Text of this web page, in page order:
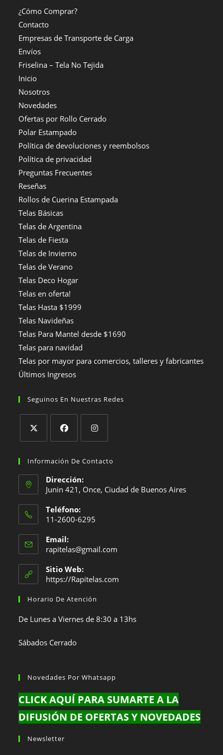
¿Cómo Comprar?
Contacto
Empresas de Transporte de Carga
Envíos
Friselina – Tela No Tejida
Inicio
Nosotros
Novedades
Ofertas por Rollo Cerrado
Polar Estampado
Política de devoluciones y reembolsos
Política de privacidad
Preguntas Frecuentes
Reseñas
Rollos de Cuerina Estampada
Telas Básicas
Telas de Argentina
Telas de Fiesta
Telas de Invierno
Telas de Verano
Telas Deco Hogar
Telas en oferta!
Telas Hasta $1999
Telas Navideñas
Telas Para Mantel desde $1690
Telas para navidad
Telas por mayor para comercios, talleres y fabricantes
Últimos Ingresos
Seguinos En Nuestras Redes
abre
una
nueva
pestaña
abre
una
pestaña
abre
una
pestaña
Información De Contacto
Dirección:
Junin 421, Once, Ciudad de Buenos Aires
Teléfono:
11-2600-6295
abre
en
tu
aplicación
Email:
rapitelas@gmail.com
aplicación
Sitio Web:
https://Rapitelas.com
Horario De Atención
De Lunes a Viernes de 8:30 a 13hs
Sábados Cerrado
Novedades Por Whatsapp
CLICK AQUÍ PARA SUMARTE A LA
DIFUSIÓN DE OFERTAS Y NOVEDADES
Newsletter